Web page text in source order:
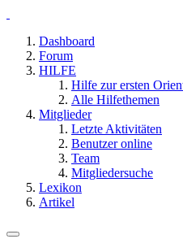
Dashboard
Forum
HILFE
Hilfe zur ersten
Alle Hilfethemen
Mitglieder
Letzte Aktivitäten
Benutzer online
Team
Mitgliedersuche
Lexikon
Artikel